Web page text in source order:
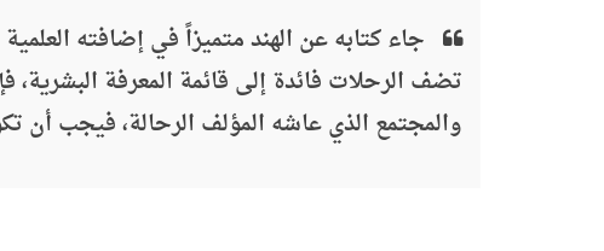
جاء كتابه عن الهند متميزاً في إضافته
تضف الرحلات فائدة إلى قائمة المعرفة
والمجتمع الذي عاشه المؤلف الرحالة، فيجب أن